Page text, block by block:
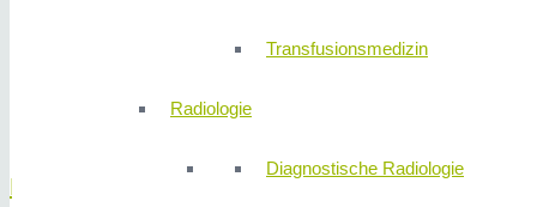
Transfusionsmedizin
Radiologie
Diagnostische Radiologie
Hämorrhoiden
Leber